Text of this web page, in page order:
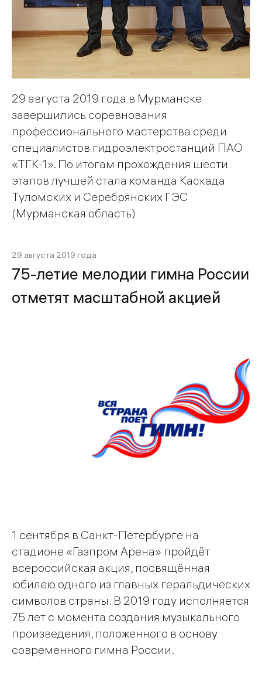
29 августа 2019 года в Мурманске
завершились соревнования
профессионального мастерства среди
специалистов гидроэлектростанций ПАО
«ТГК-1». По итогам прохождения шести
этапов лучшей стала команда Каскада
Туломских и Серебрянских ГЭС
(Мурманская область)
29 августа 2019 года
75-летие мелодии гимна России
отметят масштабной акцией
1 сентября в Санкт-Петербурге на
стадионе «Газпром Арена» пройдёт
всероссийская акция, посвящённая
юбилею одного из главных геральдических
символов страны. В 2019 году исполняется
75 лет с момента создания музыкального
произведения, положенного в основу
современного гимна России.